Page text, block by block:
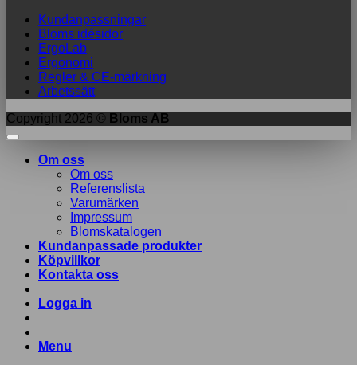
Kundanpassningar
Bloms idésidor
ErgoLab
Ergonomi
Regler & CE-märkning
Arbetssätt
Copyright 2026 © Bloms AB
Om oss
Om oss
Referenslista
Varumärken
Impressum
Blomskatalogen
Kundanpassade produkter
Köpvillkor
Kontakta oss
Logga in
Menu